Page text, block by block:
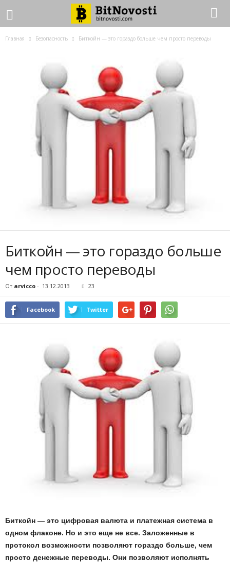
Главная Безопасность Биткойн — это гораздо больше чем просто переводы
Биткойн — это гораздо больше
чем просто переводы
От arvicco - 13.12.2013 23
Facebook Twitter
Биткойн — это цифровая валюта и платежная система в
одном флаконе. Но и это еще не все. Заложенные в
протокол возможности позволяют гораздо больше, чем
просто денежные переводы. Они позволяют исполнять